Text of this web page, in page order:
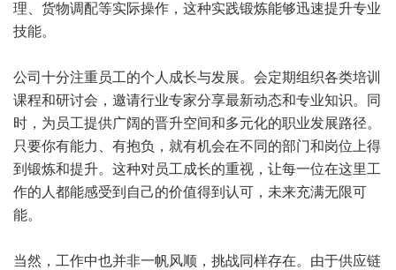
理、货物调配等实际操作，这种实践锻炼能够迅速提升专业
技能。
公司十分注重员工的个人成长与发展。会定期组织各类培训
课程和研讨会，邀请行业专家分享最新动态和专业知识。同
时，为员工提供广阔的晋升空间和多元化的职业发展路径。
只要你有能力、有抱负，就有机会在不同的部门和岗位上得
到锻炼和提升。这种对员工成长的重视，让每一位在这里工
作的人都能感受到自己的价值得到认可，未来充满无限可
能。
当然，工作中也并非一帆风顺，挑战同样存在。由于供应链